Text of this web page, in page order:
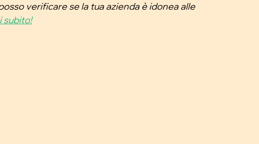
verificare se la tua azienda è idonea alle
subito!